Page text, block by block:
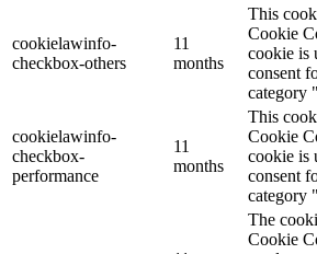
cookielawinfo-
checkbox-others
11
months
This
Cookie
cookie is
consent
category
cookielawinfo-
checkbox-
performance
11
months
This
Cookie
cookie is
consent
category
The
Cookie